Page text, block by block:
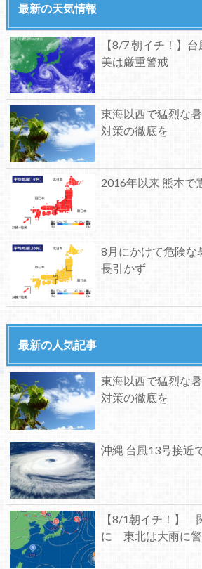
最新の天気情報
【8/7 朝イチ！】
美は厳重警戒
東海以西で猛烈な
対策の徹底を
2016年以来 熊本で
8月にかけて危険な
長引かず
最新の人気記事
東海以西で猛烈な
対策の徹底を
沖縄 台風13号接近
【8/1朝イチ！】
に 東北は大雨に